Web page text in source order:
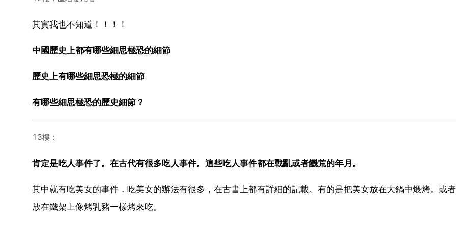
其實我也不知道！！！！
中國歷史上都有哪些細思極恐的細節
歷史上有哪些細思恐極的細節
有哪些細思極恐的歷史細節？
13樓：
肯定是吃人事件了。在古代有很多吃人事件。這些吃人事件都在戰亂或者饑荒的年月。
其中就有吃美女的事件，吃美女的辦法有很多，在古書上都有詳細的記載。有的是把美女放在大鍋中煨烤。或
放在鐵架上像烤乳豬一樣烤來吃。